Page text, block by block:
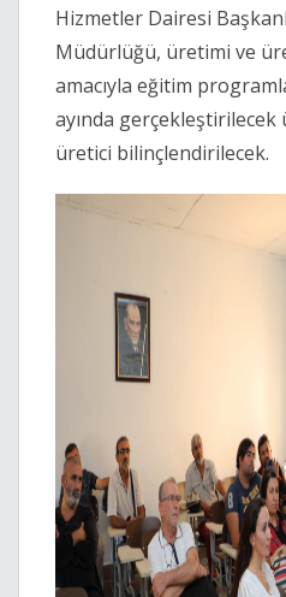
Hizmetler Dairesi
Müdürlüğü, üretimi ve
amacıyla eğitim
ayında
üretici bilinçlendirilecek.